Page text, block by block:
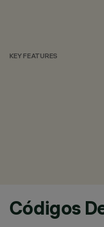
KEY FEATURES
Códigos